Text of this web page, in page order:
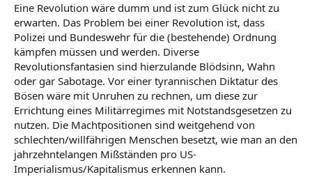
Eine Revolution wäre dumm und ist zum Glück nicht zu
erwarten. Das Problem bei einer Revolution ist, dass
Polizei und Bundeswehr für die (bestehende) Ordnung
kämpfen müssen und werden. Diverse
Revolutionsfantasien sind hierzulande Blödsinn, Wahn
oder gar Sabotage. Vor einer tyrannischen Diktatur des
Bösen wäre mit Unruhen zu rechnen, um diese zur
Errichtung eines Militärregimes mit Notstandsgesetzen zu
nutzen. Die Machtpositionen sind weitgehend von
schlechten/willfährigen Menschen besetzt, wie man an den
jahrzehntelangen Mißständen pro US-
Imperialismus/Kapitalismus erkennen kann.